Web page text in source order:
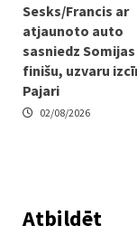
Sesks/Francis ar
atjaunoto auto
sasniedz
finišu, uzvaru
Pajari
02/08/2026
Atbildēt